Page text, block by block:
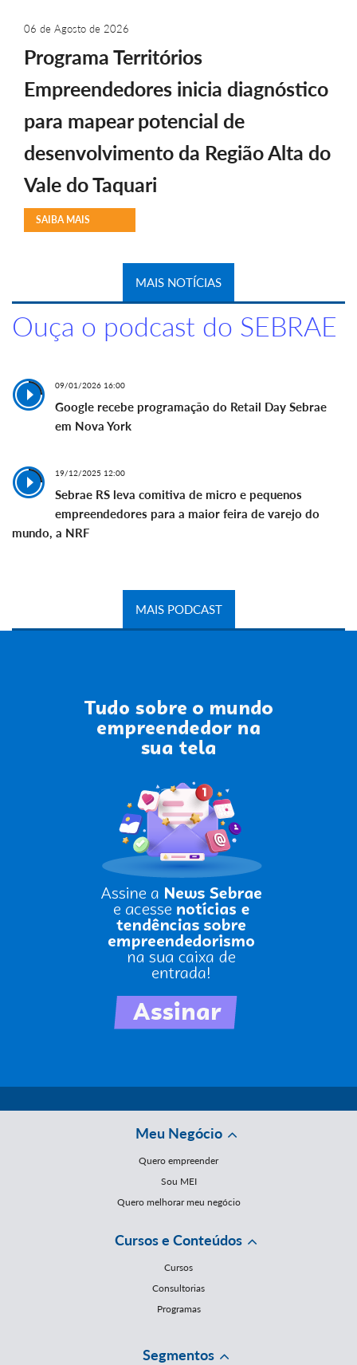
06 de Agosto de 2026
Programa Territórios
Empreendedores inicia diagnóstico
para mapear potencial de
desenvolvimento da Região Alta do
Vale do Taquari
SAIBA MAIS
MAIS NOTÍCIAS
Ouça o podcast do SEBRAE
09/01/2026 16:00
Google recebe programação do Retail Day Sebrae
em Nova York
19/12/2025 12:00
Sebrae RS leva comitiva de micro e pequenos
empreendedores para a maior feira de varejo do
mundo, a NRF
MAIS PODCAST
Meu Negócio
Quero empreender
Sou MEI
Quero melhorar meu negócio
Cursos e Conteúdos
Cursos
Consultorias
Programas
Segmentos